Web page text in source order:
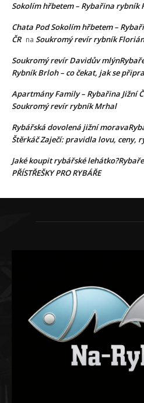
Sokolím hřbetem – Rybařina rybník
Chata Pod Sokolím hřbetem –
ČR na Soukromý revír rybník Florián
Soukromý revír Davidův
Rybník Brloh – co čekat, jak se
Apartmány Family – Rybařina Jižní
Soukromý revír rybník Mrhal
Rybářská dovolená jižní
Štěrkáč Zaječí: pravidla lovu, ceny,
Jaké koupit rybářské
PŘÍSTŘEŠKY PRO RYBÁŘE